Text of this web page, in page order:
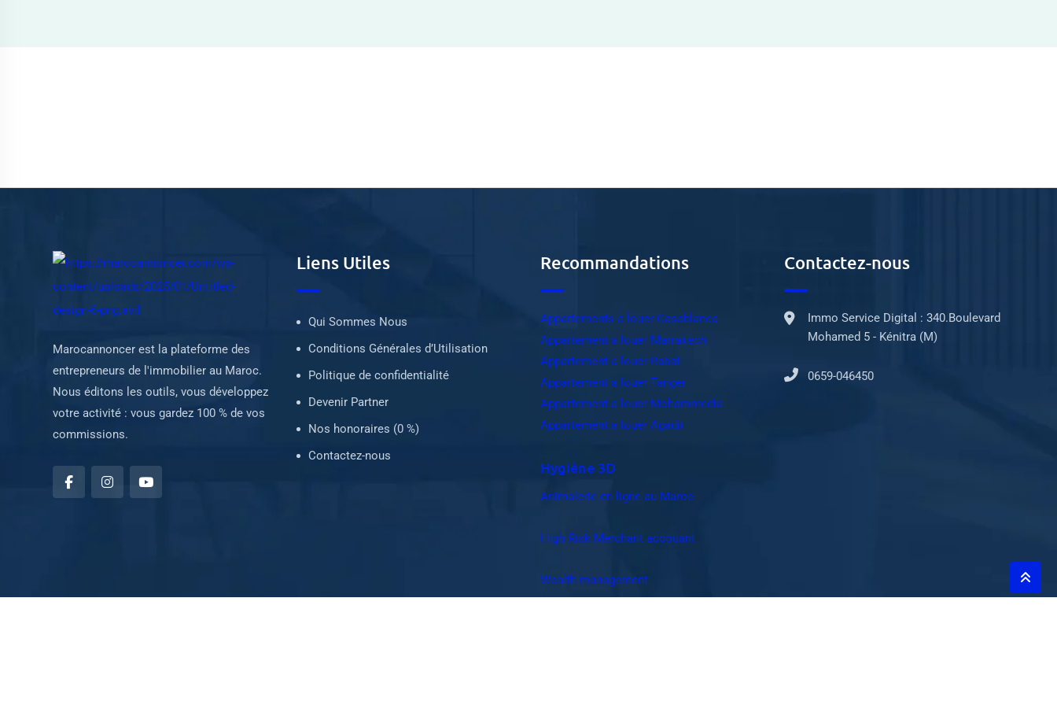
Marocannoncer est la plateforme des
entrepreneurs de l'immobilier au Maroc.
Nous éditons les outils, vous développez
votre activité : vous gardez 100 % de vos
commissions.
Liens Utiles
Qui Sommes Nous
Conditions Générales d’Utilisation
Politique de confidentialité
Devenir Partner
Nos honoraires (0 %)
Contactez-nous
Recommandations
Appartements a louer Casablanca
Appartement a louer Marrakech
Appartement a louer Rabat
Appartement a louer Tanger
Appartement a louer Mohammedia
Appartement a louer Agadir
Hygiène 3D
Animalerie en ligne au Maroc
High Risk Merchant accouant
Wealth management
Contactez-nous
Immo Service Digital : 340.Boulevard
Mohamed 5 - Kénitra (M)
0659-046450